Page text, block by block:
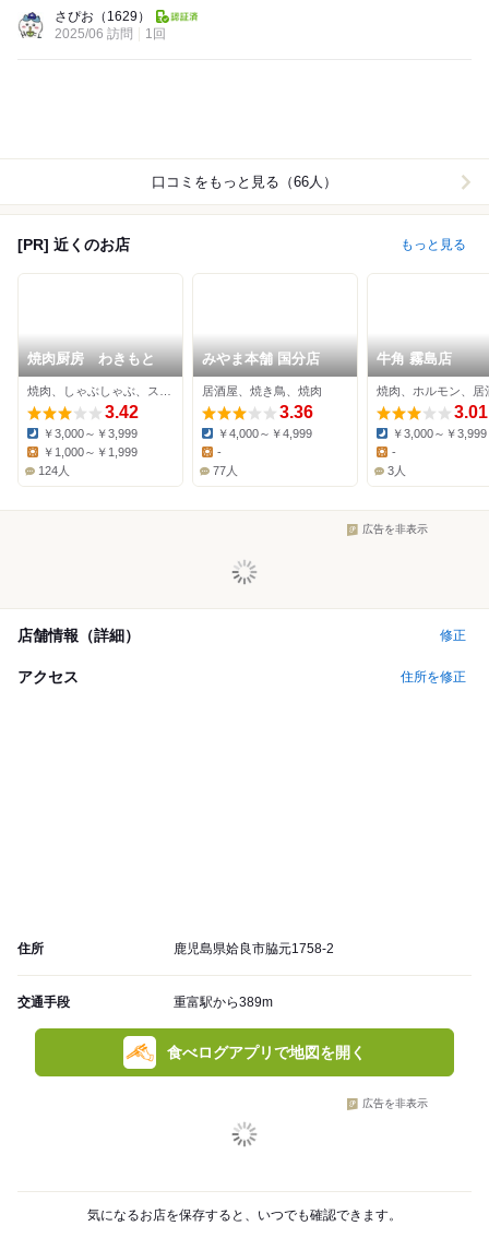
さぴお （1629）
2025/06 訪問
1回
口コミをもっと見る（66人）
[PR] 近くのお店 もっと見る
焼肉厨房 わきもと
3.42
Dinner:
￥3,000～￥3,999
￥1,000～￥1,999
124人
みやま本舗 国分店
居酒屋、焼き鳥、焼肉
3.36
Dinner:
￥4,000～￥4,999
Lunch:
-
77人
牛角 霧島店
焼肉、ホルモン、居
3.01
Dinner:
￥3,000～￥3,999
Lunch:
-
3人
広告を非表示
店舗情報（詳細） 修正
アクセス 住所を修正
住所 鹿児島県姶良市脇元1758-2
交通手段 重富駅から389m
食べログアプリで地図を開く
広告を非表示
気になるお店を保存すると、いつでも確認できます。